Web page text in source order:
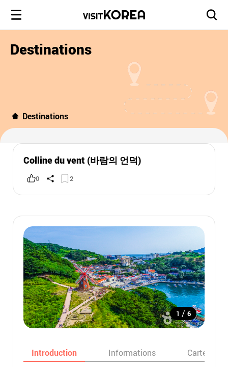
Destinations
Destinations
Colline du vent (바람의 언덕)
0 2
1 / 6
Introduction Informations Carte